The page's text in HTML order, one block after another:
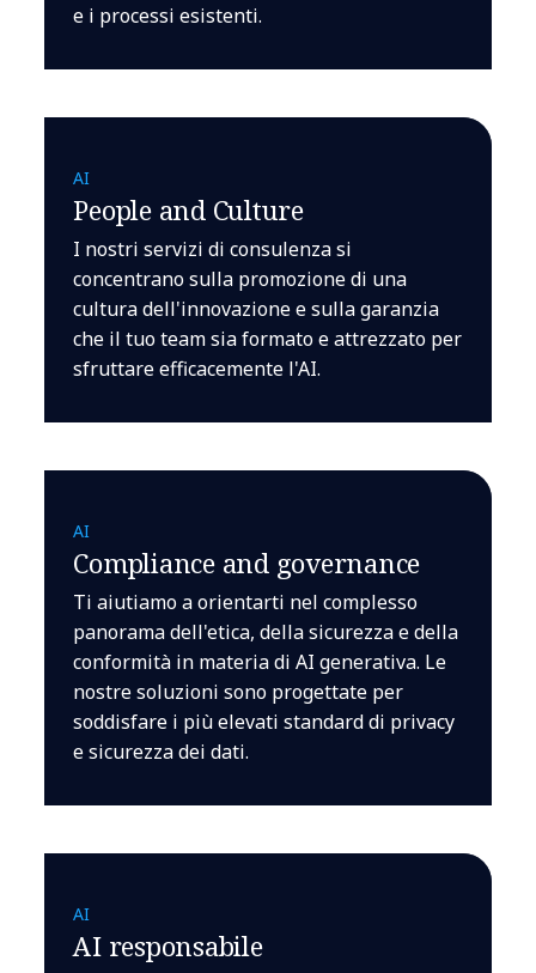
e i processi esistenti.
AI
People and Culture
I nostri servizi di consulenza si
concentrano sulla promozione di una
cultura dell'innovazione e sulla garanzia
che il tuo team sia formato e attrezzato per
sfruttare efficacemente l'AI.
AI
Compliance and governance
Ti aiutiamo a orientarti nel complesso
panorama dell'etica, della sicurezza e della
conformità in materia di AI generativa. Le
nostre soluzioni sono progettate per
soddisfare i più elevati standard di privacy
e sicurezza dei dati.
AI
AI responsabile